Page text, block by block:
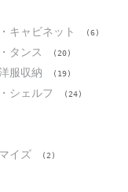
キャビネット (6)
タンス (20)
服収納 (19)
シェルフ (24)
イズ (2)